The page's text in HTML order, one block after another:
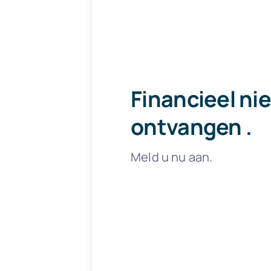
Financieel
ontvangen .
Meld u nu aan.